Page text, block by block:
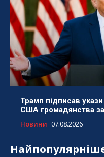
Трамп підписав
США громадянства
Новини 07.08.2026
Найпопулярніше